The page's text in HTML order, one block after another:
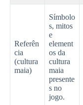
Referên
cia
(cultura
maia)
Símbolo
s, mitos
e
element
os da
cultura
maia
presente
s no
jogo.